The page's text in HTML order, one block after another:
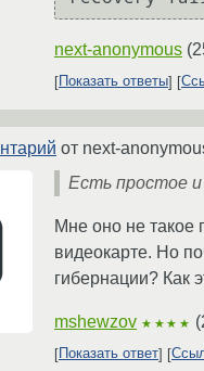
next-anonymous (
Показать ответы
от next-
Есть простое
Мне оно не такое
видеокарте. Но
гибернации? Как
mshewzov ★★★★ (
Показать ответ